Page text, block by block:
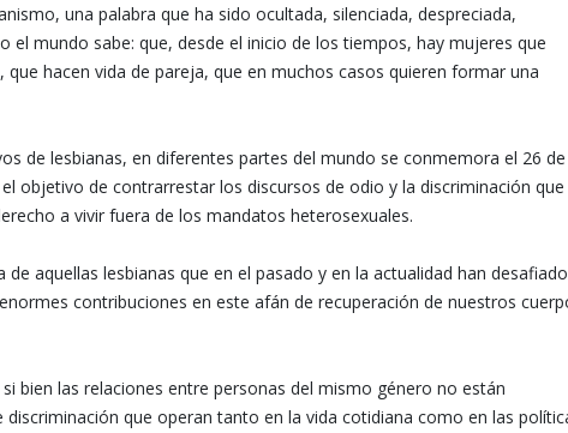
una palabra que ha sido ocultada, silenciada, despreciada,
el mundo sabe: que, desde el inicio de los tiempos, hay mujeres que
hacen vida de pareja, que en muchos casos quieren formar una
de lesbianas, en diferentes partes del mundo se conmemora el 26 de
objetivo de contrarrestar los discursos de odio y la discriminación que
a vivir fuera de los mandatos heterosexuales.
aquellas lesbianas que en el pasado y en la actualidad han
contribuciones en este afán de recuperación de nuestros
bien las relaciones entre personas del mismo género no están
que operan tanto en la vida cotidiana como en las